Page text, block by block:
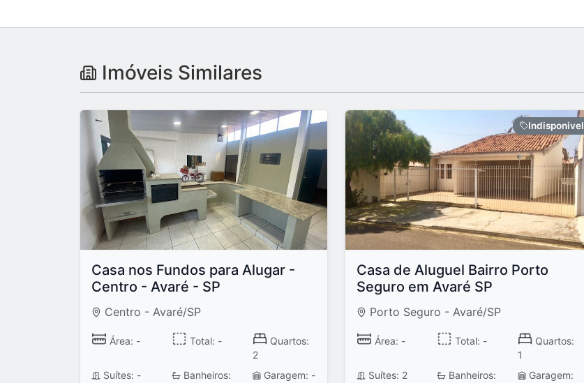
Imóveis Similares
Casa nos Fundos para Alugar -
Centro - Avaré - SP
Centro - Avaré/SP
Área: - Total: -
Quartos:
2
Suítes: -
Banheiros:
Garagem: -
Indisponivel
Casa de Aluguel Bairro Porto
Seguro em Avaré SP
Porto Seguro - Avaré/SP
Área: - Total: -
Quartos:
1
Suítes: 2
Banheiros:
Garagem: